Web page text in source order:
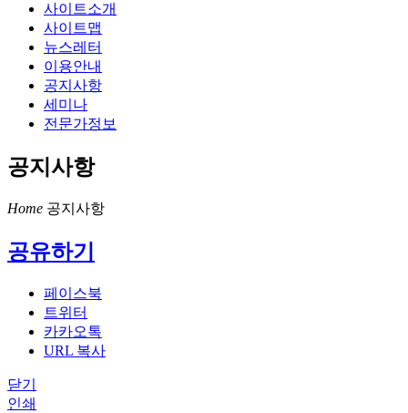
사이트소개
사이트맵
뉴스레터
이용안내
공지사항
세미나
전문가정보
공지사항
Home 공지사항
공유하기
페이스북
트위터
카카오톡
URL 복사
닫기
인쇄